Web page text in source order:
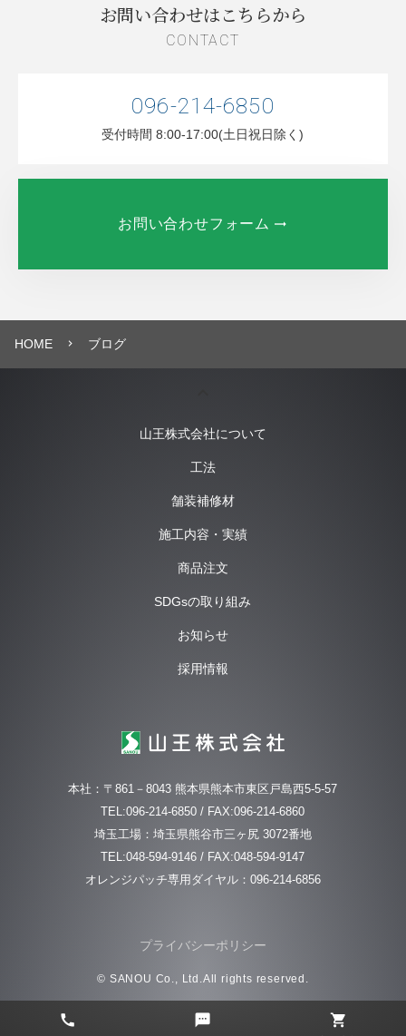
お問い合わせはこちらから
CONTACT
096-214-6850
受付時間 8:00-17:00(土日祝日除く)
お問い合わせフォーム
HOME navigate_next ブログ
call textsms shopping_cart
山王株式会社について
工法
舗装補修材
施工内容・実績
商品注文
SDGsの取り組み
お知らせ
採用情報
本社：〒861－8043 熊本県熊本市東区戸島西5-5-57
TEL:096-214-6850 / FAX:096-214-6860
埼玉工場：埼玉県熊谷市三ヶ尻 3072番地
TEL:048-594-9146 / FAX:048-594-9147
オレンジパッチ専用ダイヤル：096-214-6856
プライバシーポリシー
© SANOU Co., Ltd.All rights reserved.